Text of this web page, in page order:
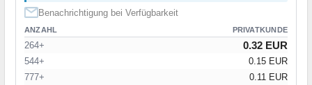
Benachrichtigung bei Verfügbarkeit
ANZAHL PRIVATKUNDE
264+ 0.32 EUR
544+
0.15 EUR
777+
0.11 EUR